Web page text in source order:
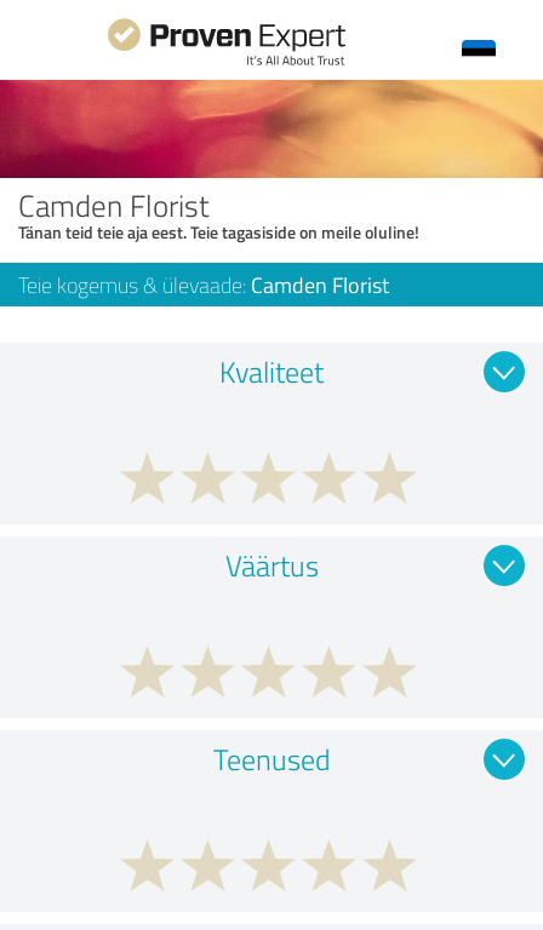
Camden Florist
Tänan teid teie aja eest. Teie tagasiside on meile oluline!
Teie kogemus & ülevaade: Camden Florist
Kvaliteet
Väärtus
Teenused